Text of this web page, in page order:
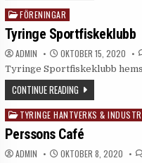
Posted
in
FÖRENINGAR
Tyringe Sportfiskeklubb
ADMIN OKTOBER 15, 2020
Tyringe Sportfiskeklubb
CONTINUE READING
Posted
in
TYRINGE HANTVERKS &
Perssons Café
ADMIN OKTOBER 8, 2020